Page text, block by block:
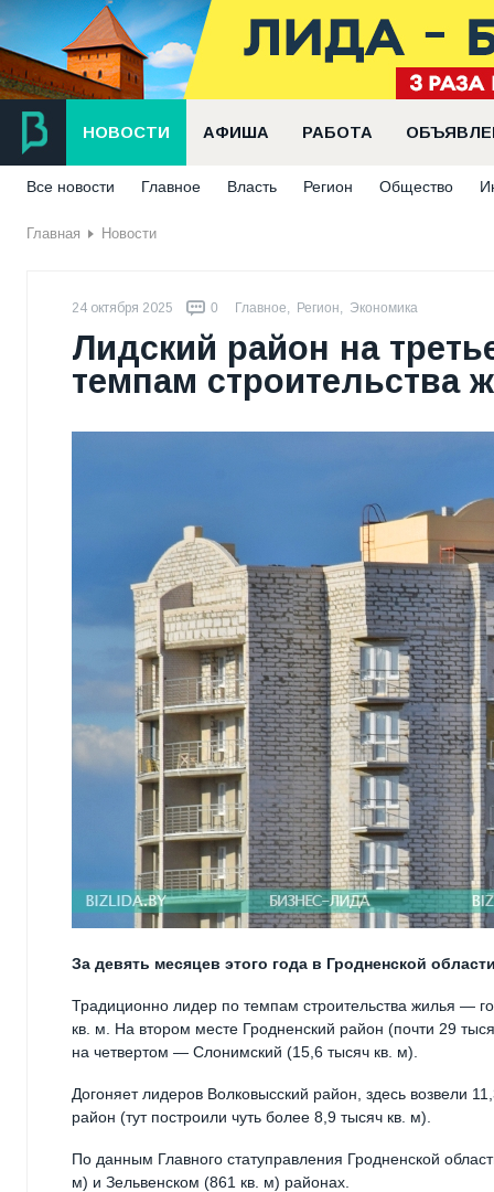
НОВОСТИ АФИША РАБОТА
Все новости Главное Власть Регион Общество
Главная Новости
24 октября 2025 0 Главное, Регион, Экономика
Лидский район на
темпам строительства
За девять месяцев этого года в Гродненской
Традиционно лидер по темпам строительства жилья —
кв. м. На втором месте Гродненский район (почти 29
на четвертом — Слонимский (15,6 тысяч кв. м).
Догоняет лидеров Волковысский район, здесь возвели
район (тут построили чуть более 8,9 тысяч кв. м).
По данным Главного статуправления Гродненской
м) и Зельвенском (861 кв. м) районах.